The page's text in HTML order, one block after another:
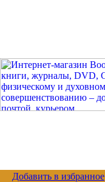
Добавить в избранное